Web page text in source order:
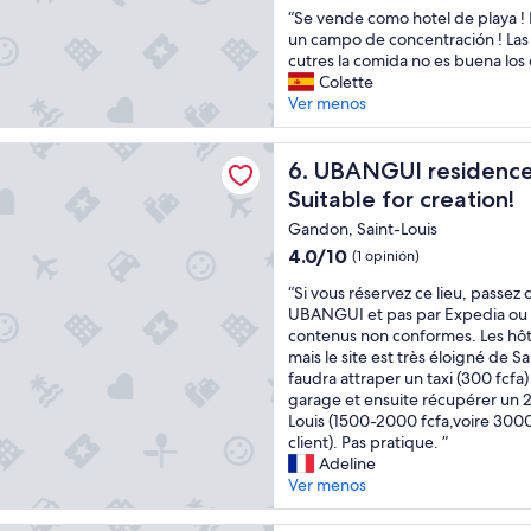
.
.
.
L
a
p
h
o
t
o
p
r
e
n
t
a
n
t
u
n
e
p
c
i
n
a
c
o
n
v
i
s
t
a
l
p
u
e
n
t
e
m
u
y
b
10,
Bueno,
(17
opiniones)
“
S
e
v
e
n
d
e
c
o
m
o
o
t
e
l
d
e
p
l
y
a
“Se vende como hotel de playa !
un campo de concentración !
cutres la comida no es buena
Colette
Ver menos
6. UBANGUI
Suitable for creation!
UBANGUI residence. A
Gandon, Saint-Louis
4.0
10,
(1
opinión)
4.0/10 (1 opinión)
“
S
i
v
o
u
s
r
é
s
e
r
“Si vous réservez ce lieu,
UBANGUI et pas par Expedia
contenus non conformes. Les
mais le site est très éloigné de
faudra attraper un taxi (300 fcfa)
garage et ensuite récupérer un
Louis (1500-2000 fcfa,voire
client). Pas pratique. ”
Adeline
Ver menos
residence. A unique, calm and inspiring setting! Suitable for